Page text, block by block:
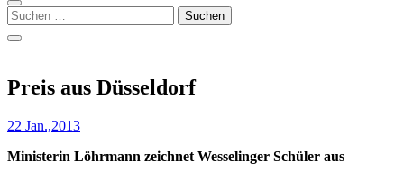
Suchen
nach:
Preis aus Düsseldorf
22 Jan.,2013
Ministerin Löhrmann zeichnet Wesselinger Schüler aus